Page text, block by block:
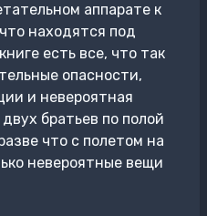
аппарате к
находятся под
есть все, что так
опасности,
и невероятная
братьев по полой
что с полетом на
невероятные вещи